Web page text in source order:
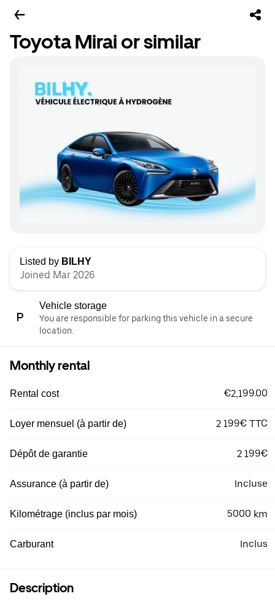
Toyota Mirai or similar
Listed by BILHY
Joined Mar 2026
Vehicle storage
You are responsible for parking this vehicle in a secure
location.
Monthly rental
Rental cost €2,199.00
Loyer mensuel (à partir de) 2 199€ TTC
Dépôt de garantie 2 199€
Assurance (à partir de) Incluse
Kilométrage (inclus par mois) 5000 km
Carburant Inclus
Description